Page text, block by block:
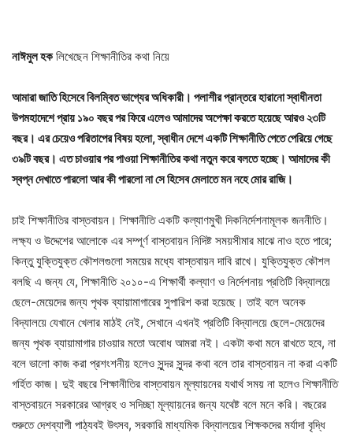
নাঈমুল হকলিখেছেন শিক্ষানীতির কথা নিয়ে
আমারা জাতি হিসেবে বিলম্বিত ভাগ্যের অধিকারী। পলাশীর প্রান্তরে হারানো স্বাধীনতা
উপমহাদেশে প্রায় ১৯০ বছর পর ফিরে এলেও আমাদের অপেক্ষা করতে হয়েছে আরও ২৩টি
বছর। এর চেয়েও পরিতাপের বিষয় হলো, স্বাধীন দেশে একটি শিক্ষানীতি পেতে পেরিয়ে গেছে
৩৯টি বছর। এত চাওয়ার পর পাওয়া শিক্ষানীতির কথা নতুন করে বলতে হচ্ছে। আমাদের কী
স্বপ্ন দেখাতে পারলো আর কী পারলো না সে হিসেব মেলাতে মন নহে মোর রাজি।
চাই শিক্ষানীতির বাস্তবায়ন। শিক্ষানীতি একটি কল্যাণমুখী দিকনির্দেশনামূলক জননীতি।
লক্ষ্য ও উদ্দেশের আলোকে এর সম্পূর্ণ বাস্তবায়ন নিদিষ্ট সময়সীমার মাঝে নাও হতে পারে;
কিন্তু যুক্তিযুক্ত কৌশলগুলো সময়ের মধ্যে বাস্তবায়ন দাবি রাখে। যুক্তিযুক্ত কৌশল
বলছি এ জন্য যে, শিক্ষানীতি ২০১০-এ শিক্ষার্থী কল্যাণ ও নির্দেশনায় প্রতিটি বিদ্যালয়ে
ছেলে-মেয়েদের জন্য পৃথক ব্যায়ামাগারের সুপারিশ করা হয়েছে। তাই বলে অনেক
বিদ্যালয়ে যেখানে খেলার মাঠই নেই, সেখানে এখনই প্রতিটি বিদ্যালয়ে ছেলে-মেয়েদের
জন্য পৃথক ব্যায়ামাগার চাওয়ার মতো অবোধ আমরা নই। একটা কথা মনে রাখতে হবে, না
বলে ভালো কাজ করা প্রশংশনীয় হলেও সুন্দর সুন্দর কথা বলে তার বাস্তবায়ন না করা একটি
গর্হিত কাজ। দুই বছরে শিক্ষানীতির বাস্তবায়ন মূল্যায়নের যথার্থ সময় না হলেও শিক্ষানীতি
বাস্তবায়নে সরকারের আগ্রহ ও সদিচ্ছা মূল্যায়নের জন্য যথেষ্ট বলে মনে করি। বছরের
শুরুতে দেশব্যাপী পাঠ্যবই উৎসব, সরকারি মাধ্যমিক বিদ্যালয়ের শিক্ষকদের মর্যাদা বৃদ্ধি